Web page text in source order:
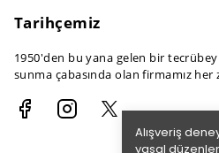
Alışveriş
yasal
Tarihçemiz
1950'den bu yana gelen bir
sunma çabasında olan firmamız her